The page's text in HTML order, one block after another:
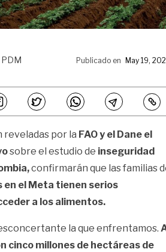
PDM Publicado en May 19,
reveladas por la FAO y el Dane el
sobre el estudio de inseguridad
confirmarán que las familias
en el Meta tienen serios
a los alimentos.
la que enfrentamos.
cinco millones de hectáreas de